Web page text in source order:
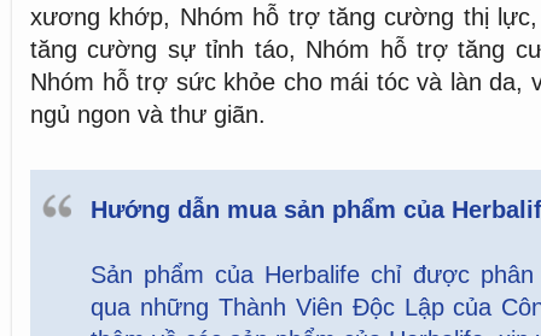
xương khớp, Nhóm hỗ trợ tăng cường thị
tăng cường sự tỉnh táo, Nhóm hỗ trợ tăng
Nhóm hỗ trợ sức khỏe cho mái tóc và làn da,
ngủ ngon và thư giãn.
Hướng dẫn mua sản phẩm của
Sản phẩm của Herbalife chỉ được
qua những Thành Viên Độc Lập của